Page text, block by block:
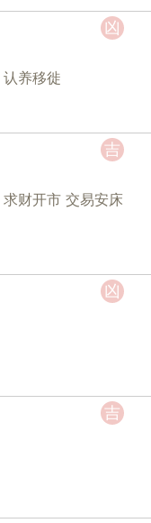
认养移徙
凶
求财开市 交易安床
吉
凶
吉